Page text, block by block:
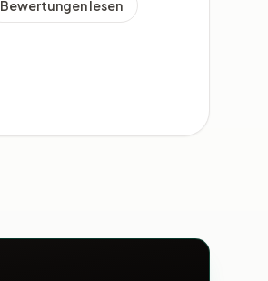
Bewertungen lesen